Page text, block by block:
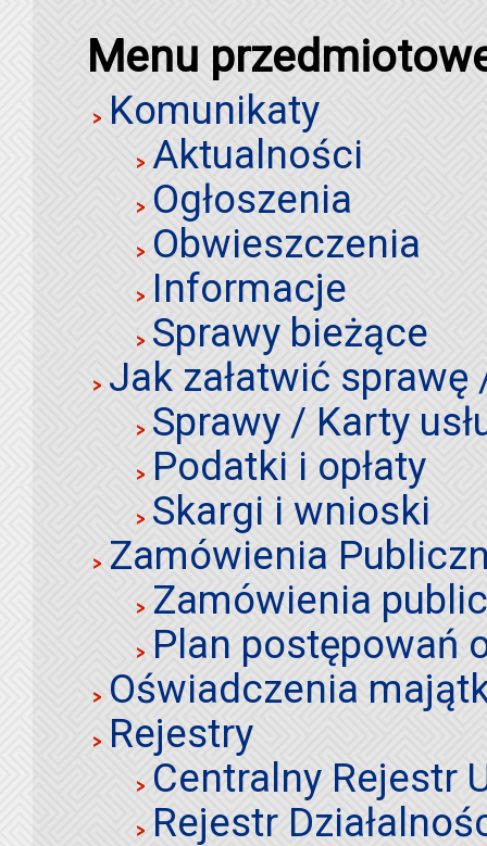
Menu
Komunikaty
Aktualności
Ogłoszenia
Obwieszczenia
Informacje
Sprawy bieżące
Jak załatwić sprawę
Sprawy / Karty
Podatki i opłaty
Skargi i wnioski
Zamówienia
Zamówienia
Plan postępowań
Oświadczenia
Rejestry
Centralny Rejestr
Rejestr